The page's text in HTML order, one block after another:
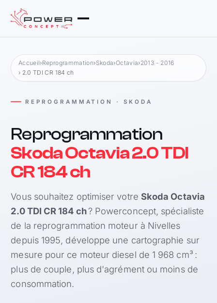
Accueil›Reprogrammation›Skoda›Octavia›2013 - 2016
› 2.0 TDI CR 184 ch
REPROGRAMMATION · SKODA
Reprogrammation
Skoda Octavia 2.0 TDI
CR 184 ch
Vous souhaitez optimiser votre Skoda Octavia
2.0 TDI CR 184 ch? Powerconcept, spécialiste
de la reprogrammation moteur à Nivelles
depuis 1995, développe une cartographie sur
mesure pour ce moteur diesel de 1 968 cm³ :
plus de couple, plus d'agrément ou moins de
consommation.